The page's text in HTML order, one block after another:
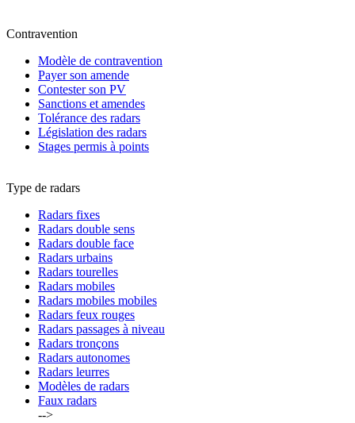
Contravention
Modèle de contravention
Payer son amende
Contester son PV
Sanctions et amendes
Tolérance des radars
Législation des radars
Stages permis à points
Type de radars
Radars fixes
Radars double sens
Radars double face
Radars urbains
Radars tourelles
Radars mobiles
Radars mobiles mobiles
Radars feux rouges
Radars passages à niveau
Radars tronçons
Radars autonomes
Radars leurres
Modèles de radars
Faux radars
-->